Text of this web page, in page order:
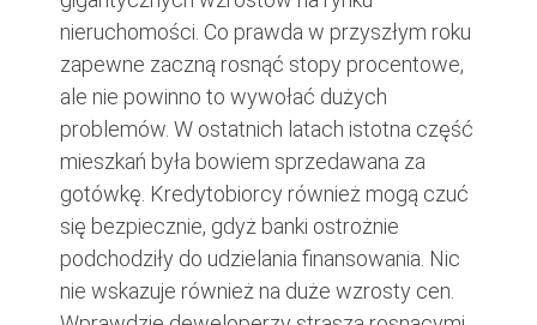
nieruchomości. Co prawda w przyszłym roku
zapewne zaczną rosnąć stopy procentowe,
ale nie powinno to wywołać dużych
problemów. W ostatnich latach istotna część
mieszkań była bowiem sprzedawana za
gotówkę. Kredytobiorcy również mogą czuć
się bezpiecznie, gdyż banki ostrożnie
podchodziły do udzielania finansowania. Nic
nie wskazuje również na duże wzrosty cen.